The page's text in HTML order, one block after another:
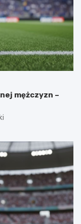
mężczyzn –